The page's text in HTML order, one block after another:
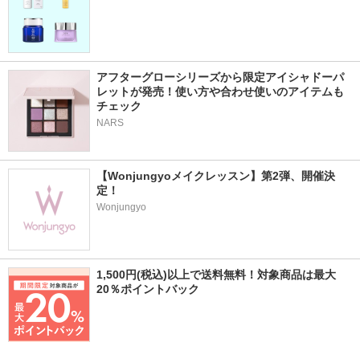
アフターグローシリーズから限定アイシャドーパ
レットが発売！使い方や合わせ使いのアイテムも
チェック
NARS
【Wonjungyoメイクレッスン】第2弾、開催決
定！
Wonjungyo
1,500円(税込)以上で送料無料！対象商品は最大
20％ポイントバック